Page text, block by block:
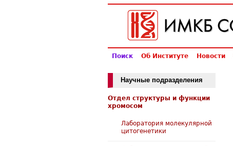
Поиск Об Институте Новости
Научные подразделения
Отдел структуры и функции
хромосом
Лаборатория молекулярной
цитогенетики